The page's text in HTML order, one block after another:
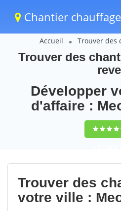
Chantier chauffage
Accueil Trouver des
Trouver des
Développer
d'affaire :
9,5(100%)
votes
Trouver des
votre ville :